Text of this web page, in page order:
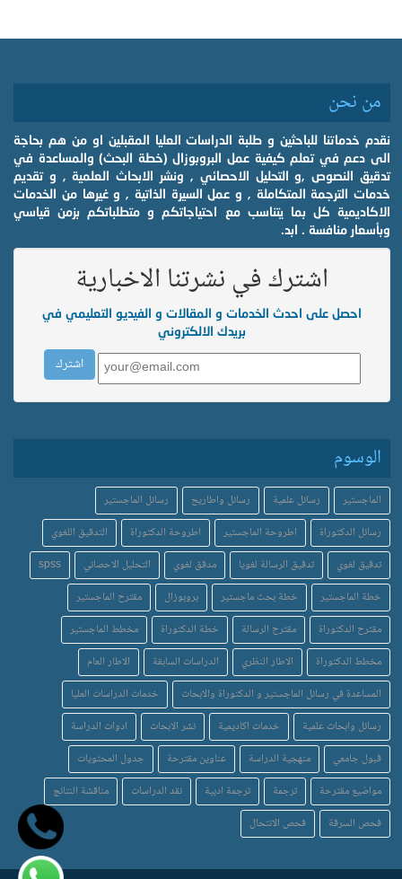
من نحن
نقدم خدماتنا للباحثين و طلبة الدراسات العليا المقبلين او من هم بحاجة
الى دعم في تعلم كيفية عمل البروبوزال (خطة البحث) والمساعدة في
تدقيق النصوص ,و التحليل الاحصائي , ونشر الابحاث العلمية , و تقديم
خدمات الترجمة المتكاملة , و عمل السيرة الذاتية , و غيرها من الخدمات
الاكاديمية كل بما يتناسب مع احتياجاتكم و متطلباتكم بزمن قياسي
وبأسعار منافسة . ابد.
اشترك في نشرتنا الاخبارية
احصل على احدث الخدمات و المقالات و الفيديو التعليمي في
بريدك الالكتروني
الوسوم
الماجستير رسائل علمية رسائل واطاريح
رسائل الماجستير
رسائل الدكتوراة
اطروحة الماجستير اطروحة الدكتوراة
التدقيق اللغوي
تدقيق لغوي
تدقيق الرسالة لغويا مدقق لغوي التحليل الاحصائي
spss
خطة الماجستير
خطة بحث ماجستير بروبوزال
مقترح الماجستير
مقترح الدكتوراة
مقترح الرسالة خطة الدكتوراة
مخطط الماجستير
مخطط الدكتوراة
الاطار النظري الدراسات السابقة
الاطار العام
المساعدة في رسائل الماجستير و الدكتوراة والابحاث
خدمات الدراسات العليا
رسائل وابحاث علمية
خدمات اكاديمية نشر الابحاث
ادوات الدراسة
قبول جامعي
منهجية الدراسة عناوين مقترحة
جدول المحتويات
مواضيع مقترحة
ترجمة ترجمة ادبية نقد الدراسات
مناقشة النتائج
فحص السرقة
فحص الانتحال